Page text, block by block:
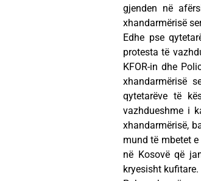
gjenden në
xhandarmërisë
Edhe pse
protesta të
KFOR-in dhe
xhandarmërisë
qytetarëve të
vazhdueshme i
xhandarmërisë,
mund të mbetet
në Kosovë që
kryesisht kufitare.